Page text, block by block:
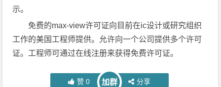
示。
免费的max-view许可证向目前在ic设计或研究组织
工作的美国工程师提供。允许向一个公司提供多个许可
证。工程师可通过在线注册来获得免费许可证。
赞 0 加群 分享